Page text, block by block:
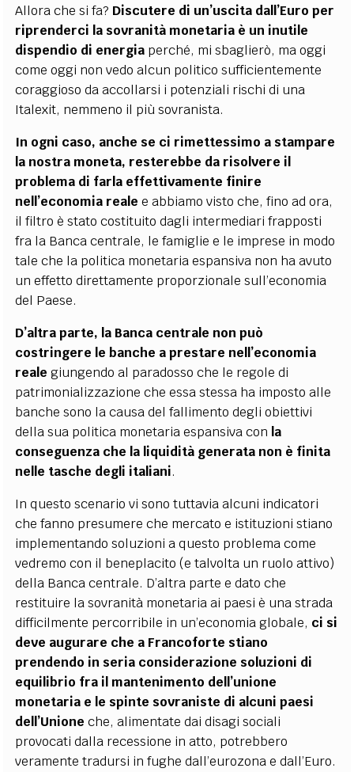
Allora che si fa? Discutere di un’uscita dall’Euro per
riprenderci la sovranità monetaria è un inutile
dispendio di energia perché, mi sbaglierò, ma oggi
come oggi non vedo alcun politico sufficientemente
coraggioso da accollarsi i potenziali rischi di una
Italexit, nemmeno il più sovranista.
In ogni caso, anche se ci rimettessimo a stampare
la nostra moneta, resterebbe da risolvere il
problema di farla effettivamente finire
nell’economia reale e abbiamo visto che, fino ad ora,
il filtro è stato costituito dagli intermediari frapposti
fra la Banca centrale, le famiglie e le imprese in modo
tale che la politica monetaria espansiva non ha avuto
un effetto direttamente proporzionale sull’economia
del Paese.
D’altra parte, la Banca centrale non può
costringere le banche a prestare nell’economia
realegiungendo al paradosso che le regole di
patrimonializzazione che essa stessa ha imposto alle
banche sono la causa del fallimento degli obiettivi
della sua politica monetaria espansiva con la
conseguenza che la liquidità generata non è finita
nelle tasche degli italiani.
In questo scenario vi sono tuttavia alcuni indicatori
che fanno presumere che mercato e istituzioni stiano
implementando soluzioni a questo problema come
vedremo con il beneplacito (e talvolta un ruolo attivo)
della Banca centrale. D’altra parte e dato che
restituire la sovranità monetaria ai paesi è una strada
difficilmente percorribile in un’economia globale, ci si
deve augurare che a Francoforte stiano
prendendo in seria considerazione soluzioni di
equilibrio fra il mantenimento dell’unione
monetaria e le spinte sovraniste di alcuni paesi
dell’Unione che, alimentate dai disagi sociali
provocati dalla recessione in atto, potrebbero
veramente tradursi in fughe dall’eurozona e dall’Euro.